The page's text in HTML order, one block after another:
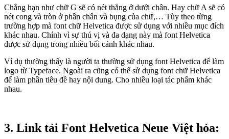
Chẳng hạn như chữ G sẽ có nét thẳng ở dưới chân. Hay chữ A sẽ có
nét cong và tròn ở phần chân và bụng của chữ,… Tùy theo từng
trường hợp mà font chữ Helvetica được sử dụng với nhiều mục đích
khác nhau. Chính vì sự thú vị và đa dạng này mà font Helvetica
được sử dụng trong nhiều bối cảnh khác nhau.
Ví dụ thường thấy là người ta thường sử dụng font Helvetica để làm
logo từ Typeface. Ngoài ra cũng có thể sử dụng font chữ Helvetica
để làm phần tiêu đề hay nội dung. Cho nhiều loại tác phẩm khác
nhau.
3. Link tải Font Helvetica Neue Việt hóa: